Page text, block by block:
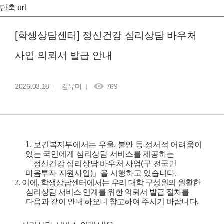
단축 url
[학생상담센터] 정신건강 심리상담 바우처
사업 의뢰서 발급 안내
2026.03.18 김유미 769
1. 보건복지부에서는 우울, 불안 등 정서적 어려움이
있는 국민에게 심리상담 서비스를 제공하는
「 정신건강 심리상담 바우처 사업(구 전국민
마음투자 지원사업)」 을 시행하고 있습니다.
2. 이에 , 학생상담센터에서는 우리 대학 구성원의 원활한
심리상담 서비스 연계를 위한 의뢰서 발급 절차를
다음과 같이 안내 하오니 참고하여 주시기 바랍니다.